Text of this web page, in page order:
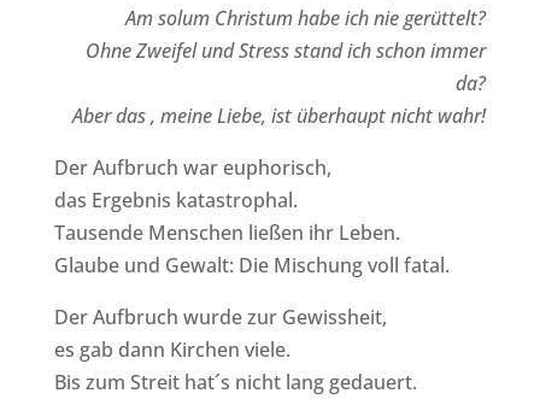
Am solum Christum habe ich nie gerüttelt?
Ohne Zweifel und Stress stand ich schon immer
da?
Aber das , meine Liebe, ist überhaupt nicht wahr!
Der Aufbruch war euphorisch,
das Ergebnis katastrophal.
Tausende Menschen ließen ihr Leben.
Glaube und Gewalt: Die Mischung voll fatal.
Der Aufbruch wurde zur Gewissheit,
es gab dann Kirchen viele.
Bis zum Streit hat´s nicht lang gedauert.